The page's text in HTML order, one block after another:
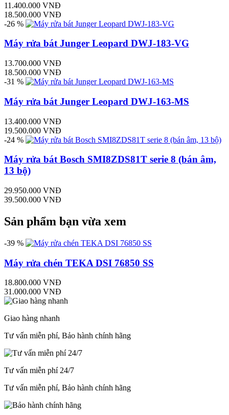
11.400.000 VNĐ
18.500.000 VNĐ
-26 %
Máy rửa bát Junger Leopard DWJ-183-VG
13.700.000 VNĐ
18.500.000 VNĐ
-31 %
Máy rửa bát Junger Leopard DWJ-163-MS
13.400.000 VNĐ
19.500.000 VNĐ
-24 %
Máy rửa bát Bosch SMI8ZDS81T serie 8 (bán âm,
13 bộ)
29.950.000 VNĐ
39.500.000 VNĐ
Sản phẩm bạn vừa xem
-39 %
Máy rửa chén TEKA DSI 76850 SS
18.800.000 VNĐ
31.000.000 VNĐ
Giao hàng nhanh
Tư vấn miễn phí, Bảo hành chính hãng
Tư vấn miễn phí 24/7
Tư vấn miễn phí, Bảo hành chính hãng